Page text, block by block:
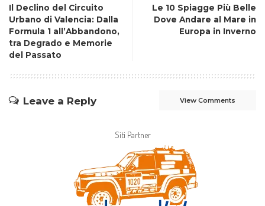
Il Declino del Circuito
Urbano di Valencia: Dalla
Formula 1 all’Abbandono,
tra Degrado e Memorie
del Passato
Le 10 Spiagge Più Belle
Dove Andare al Mare in
Europa in Inverno
Leave a Reply View Comments
Siti Partner